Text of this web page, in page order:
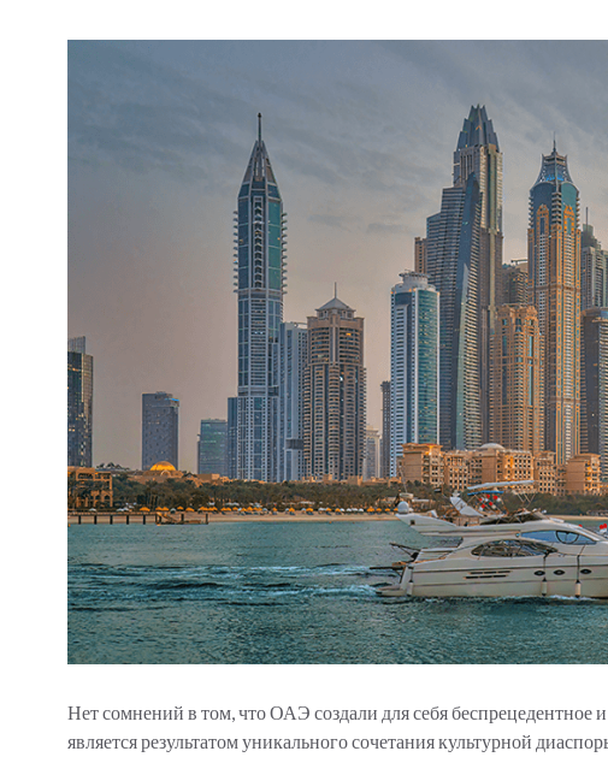
Нет сомнений в том, что ОАЭ создали для себя беспрецедентное
является результатом уникального сочетания культурной